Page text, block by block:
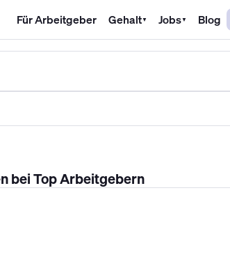
Für Arbeitgeber Gehalt▼ Jobs▼ Blog
bei Top Arbeitgebern